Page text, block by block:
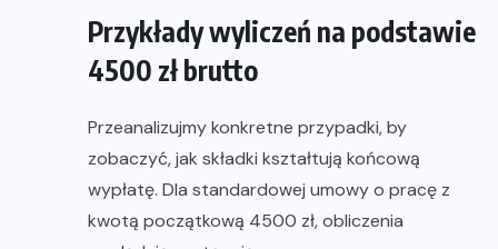
Przykłady wyliczeń na podstawie
4500 zł brutto
Przeanalizujmy konkretne przypadki, by
zobaczyć, jak składki kształtują końcową
wypłatę. Dla standardowej umowy o pracę z
kwotą początkową 4500 zł, obliczenia